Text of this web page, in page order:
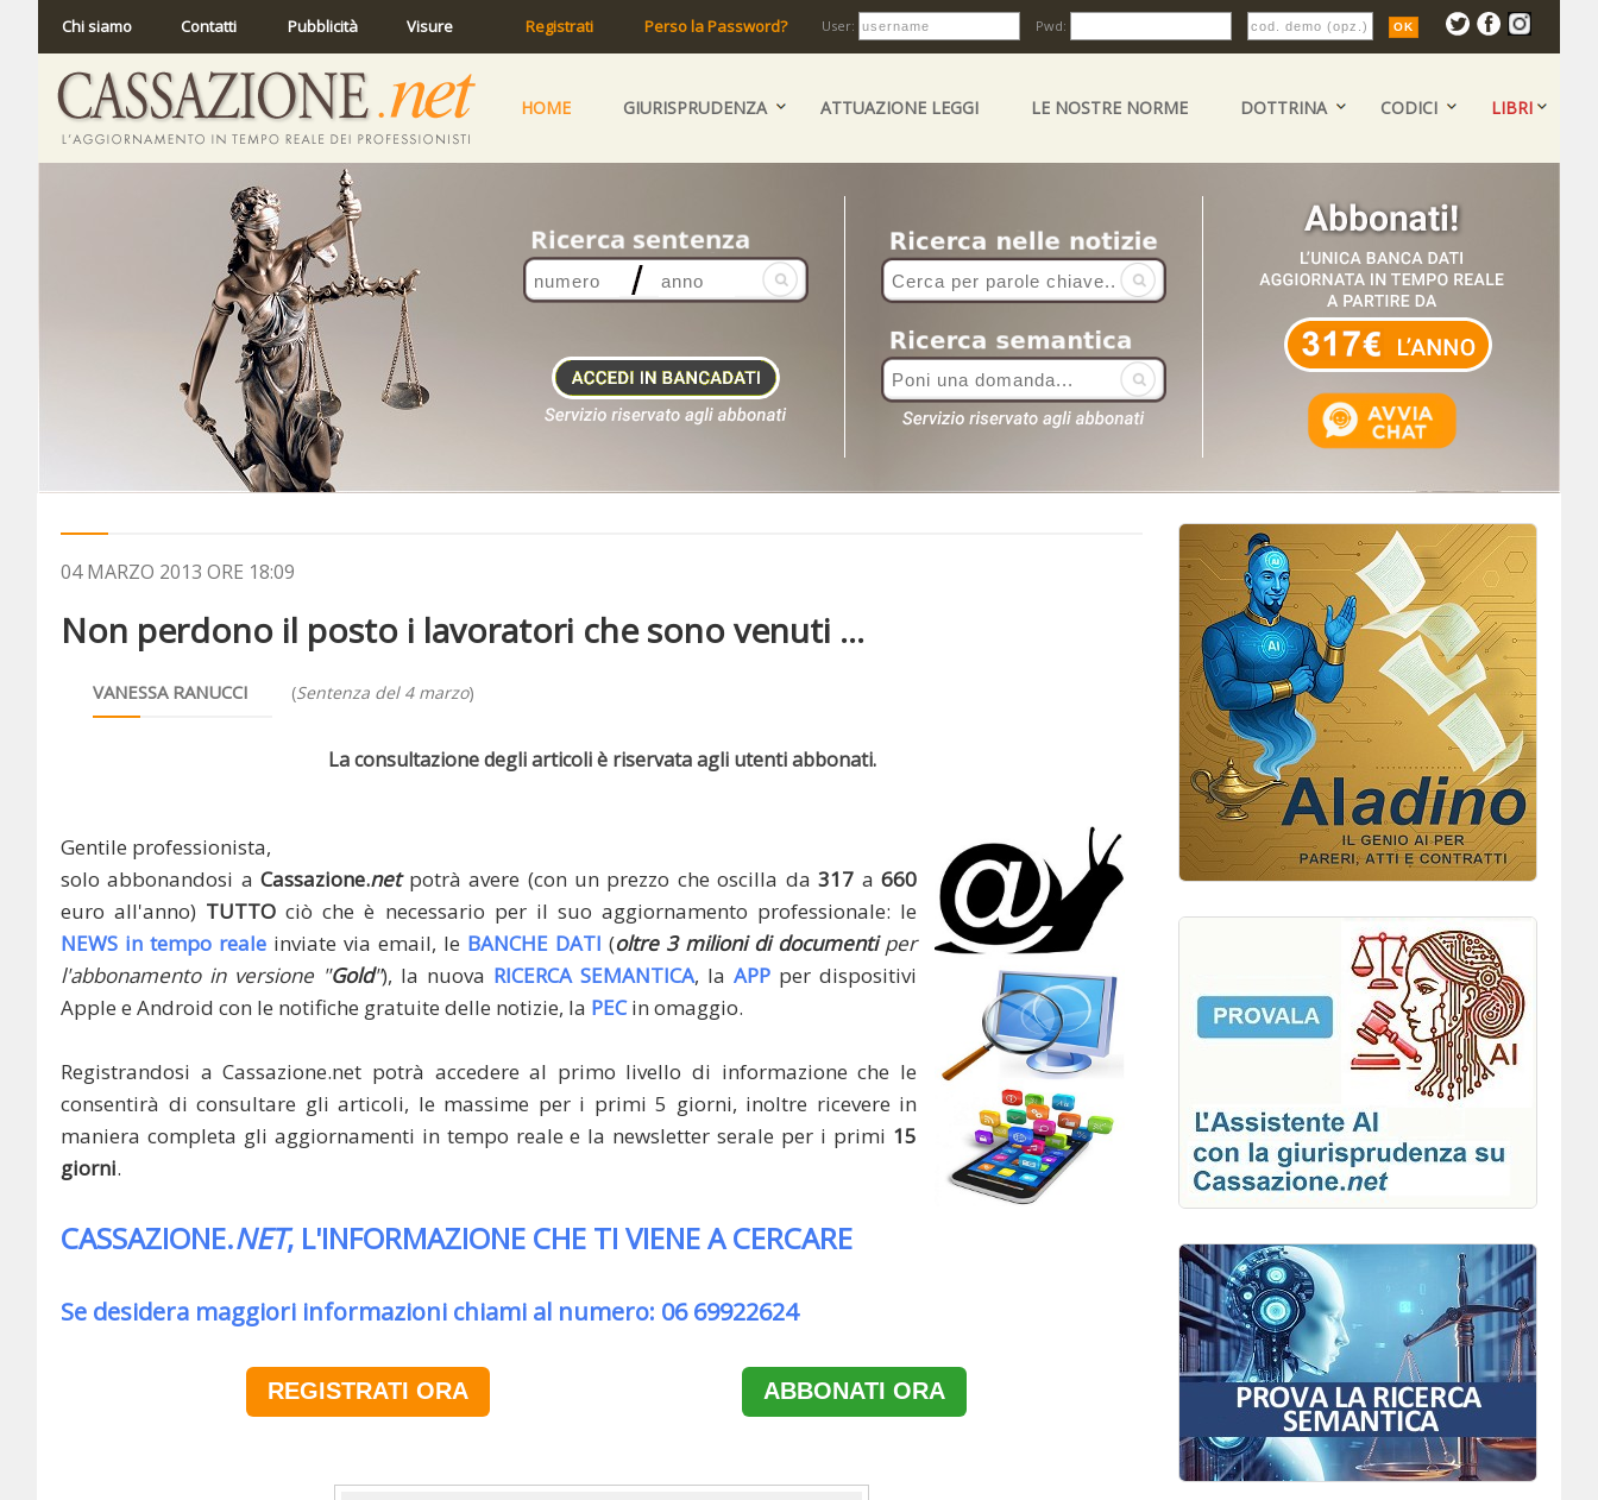
Chi siamo Contatti Pubblicità Visure Registrati Perso la Password? User: Pwd:
HOME GIURISPRUDENZA ATTUAZIONE LEGGI LE NOSTRE NORME DOTTRINA CODICI LIBRI
04 MARZO 2013 ORE 18:09
Non perdono il posto i lavoratori che sono venuti ...
VANESSA RANUCCI (Sentenza del 4 marzo)
La consultazione degli articoli è riservata agli utenti abbonati.
Gentile professionista,
solo abbonandosi aCassazione.netpotrà avere (con un prezzo che oscilla da317 a660
euro all'anno) TUTTO ciò che è necessario per il suo aggiornamento professionale: le
NEWS in tempo reale inviate via email, le BANCHE DATI (oltre 3 milioni di documentiper
l'abbonamento in versione "Gold"), la nuova RICERCA SEMANTICA, la APP per dispositivi
Apple e Android con le notifiche gratuite delle notizie, la PECin omaggio.
Registrandosi a Cassazione.net potrà accedere al primo livello di informazione che le
consentirà di consultare gli articoli, le massime per i primi 5 giorni, inoltre ricevere in
maniera completa gli aggiornamenti in tempo reale e la newsletter serale per i primi 15
giorni.
CASSAZIONE.NET, L'INFORMAZIONE CHE TI VIENE A CERCARE
Se desidera maggiori informazioni chiami al numero: 06 69922624
REGISTRATI ORA ABBONATI ORA